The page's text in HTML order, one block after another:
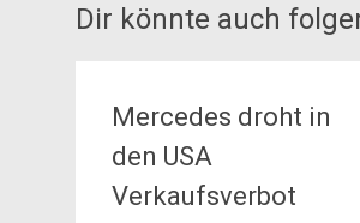
Dir könnte auch
Mercedes droht in
den USA
Verkaufsverbot